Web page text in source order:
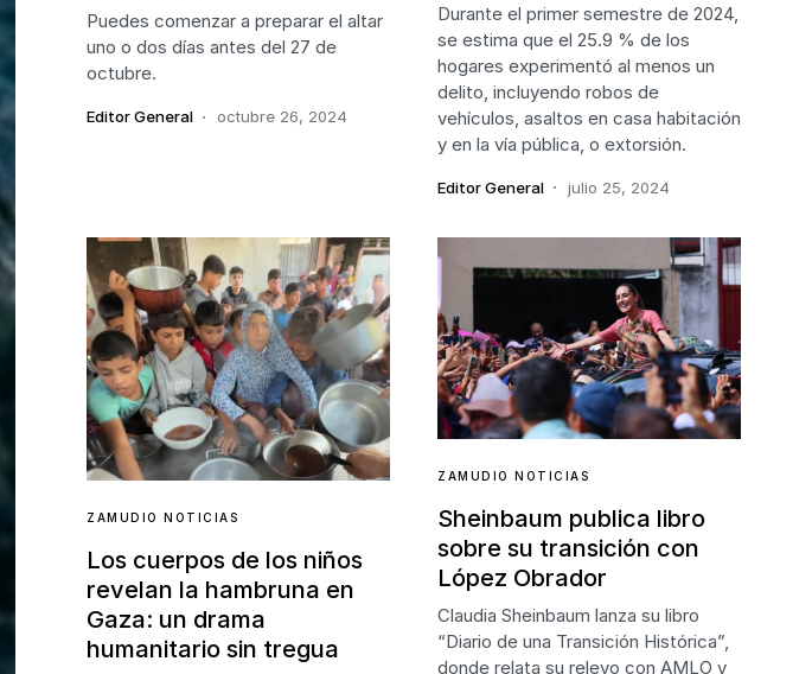
Puedes comenzar a preparar el altar
uno o dos días antes del 27 de
octubre.
Editor General octubre 26, 2024
Durante el primer semestre de 2024,
se estima que el 25.9 % de los
hogares experimentó al menos un
delito, incluyendo robos de
vehículos, asaltos en casa habitación
y en la vía pública, o extorsión.
Editor General julio 25, 2024
ZAMUDIO NOTICIAS
Los cuerpos de los niños
revelan la hambruna en
Gaza: un drama
humanitario sin tregua
ZAMUDIO NOTICIAS
Sheinbaum publica libro
sobre su transición con
López Obrador
Claudia Sheinbaum lanza su libro
“Diario de una Transición Histórica”,
donde relata su relevo con AMLO y